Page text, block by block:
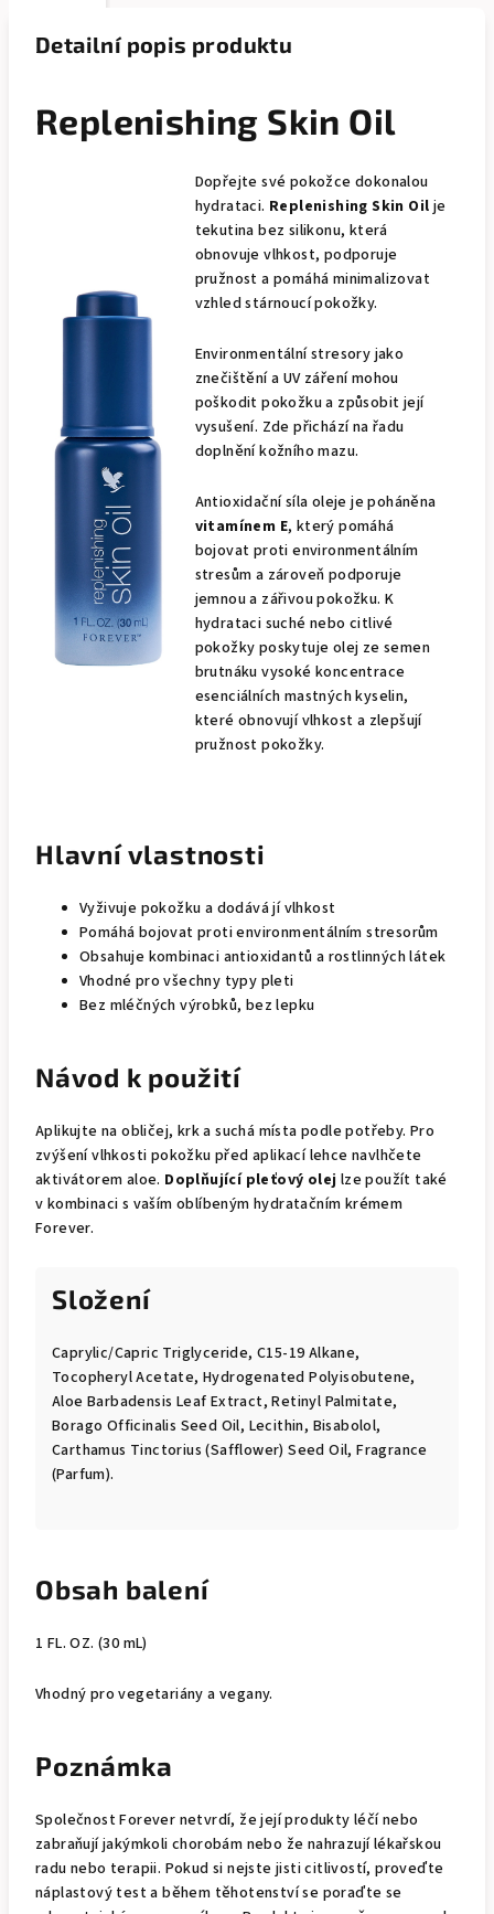
Detailní popis produktu
Replenishing Skin Oil
Dopřejte své pokožce dokonalou
hydrataci. Replenishing Skin Oilje
tekutina bez silikonu, která
obnovuje vlhkost, podporuje
pružnost a pomáhá minimalizovat
vzhled stárnoucí pokožky.
Environmentální stresory jako
znečištění a UV záření mohou
poškodit pokožku a způsobit její
vysušení. Zde přichází na řadu
doplnění kožního mazu.
Antioxidační síla oleje je poháněna
vitamínem E, který pomáhá
bojovat proti environmentálním
stresům a zároveň podporuje
jemnou a zářivou pokožku. K
hydrataci suché nebo citlivé
pokožky poskytuje olej ze semen
brutnáku vysoké koncentrace
esenciálních mastných kyselin,
které obnovují vlhkost a zlepšují
pružnost pokožky.
Hlavní vlastnosti
Vyživuje pokožku a dodává jí vlhkost
Pomáhá bojovat proti environmentálním stresorům
Obsahuje kombinaci antioxidantů a rostlinných látek
Vhodné pro všechny typy pleti
Bez mléčných výrobků, bez lepku
Návod k použití
Aplikujte na obličej, krk a suchá místa podle potřeby. Pro
zvýšení vlhkosti pokožku před aplikací lehce navlhčete
aktivátorem aloe. Doplňující pleťový olej lze použít také
v kombinaci s vaším oblíbeným hydratačním krémem
Forever.
Složení
Caprylic/Capric Triglyceride, C15-19 Alkane,
Tocopheryl Acetate, Hydrogenated Polyisobutene,
Aloe Barbadensis Leaf Extract, Retinyl Palmitate,
Borago Officinalis Seed Oil, Lecithin, Bisabolol,
Carthamus Tinctorius (Safflower) Seed Oil, Fragrance
(Parfum).
Obsah balení
1 FL. OZ. (30 mL)
Vhodný pro vegetariány a vegany.
Poznámka
Společnost Forever netvrdí, že její produkty léčí nebo
zabraňují jakýmkoli chorobám nebo že nahrazují lékařskou
radu nebo terapii. Pokud si nejste jisti citlivostí, proveďte
náplastový test a během těhotenství se poraďte se